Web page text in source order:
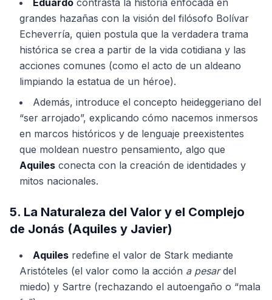
Eduardo contrasta la historia enfocada en
grandes hazañas con la visión del filósofo Bolívar
Echeverría, quien postula que la verdadera trama
histórica se crea a partir de la vida cotidiana y las
acciones comunes (como el acto de un aldeano
limpiando la estatua de un héroe).
Además, introduce el concepto heideggeriano del
“ser arrojado”, explicando cómo nacemos inmersos
en marcos históricos y de lenguaje preexistentes
que moldean nuestro pensamiento, algo que
Aquiles conecta con la creación de identidades y
mitos nacionales.
5. La Naturaleza del Valor y el Complejo
de Jonás (Aquiles y Javier)
Aquiles redefine el valor de Stark mediante
Aristóteles (el valor como la acción a pesardel
miedo) y Sartre (rechazando el autoengaño o “mala